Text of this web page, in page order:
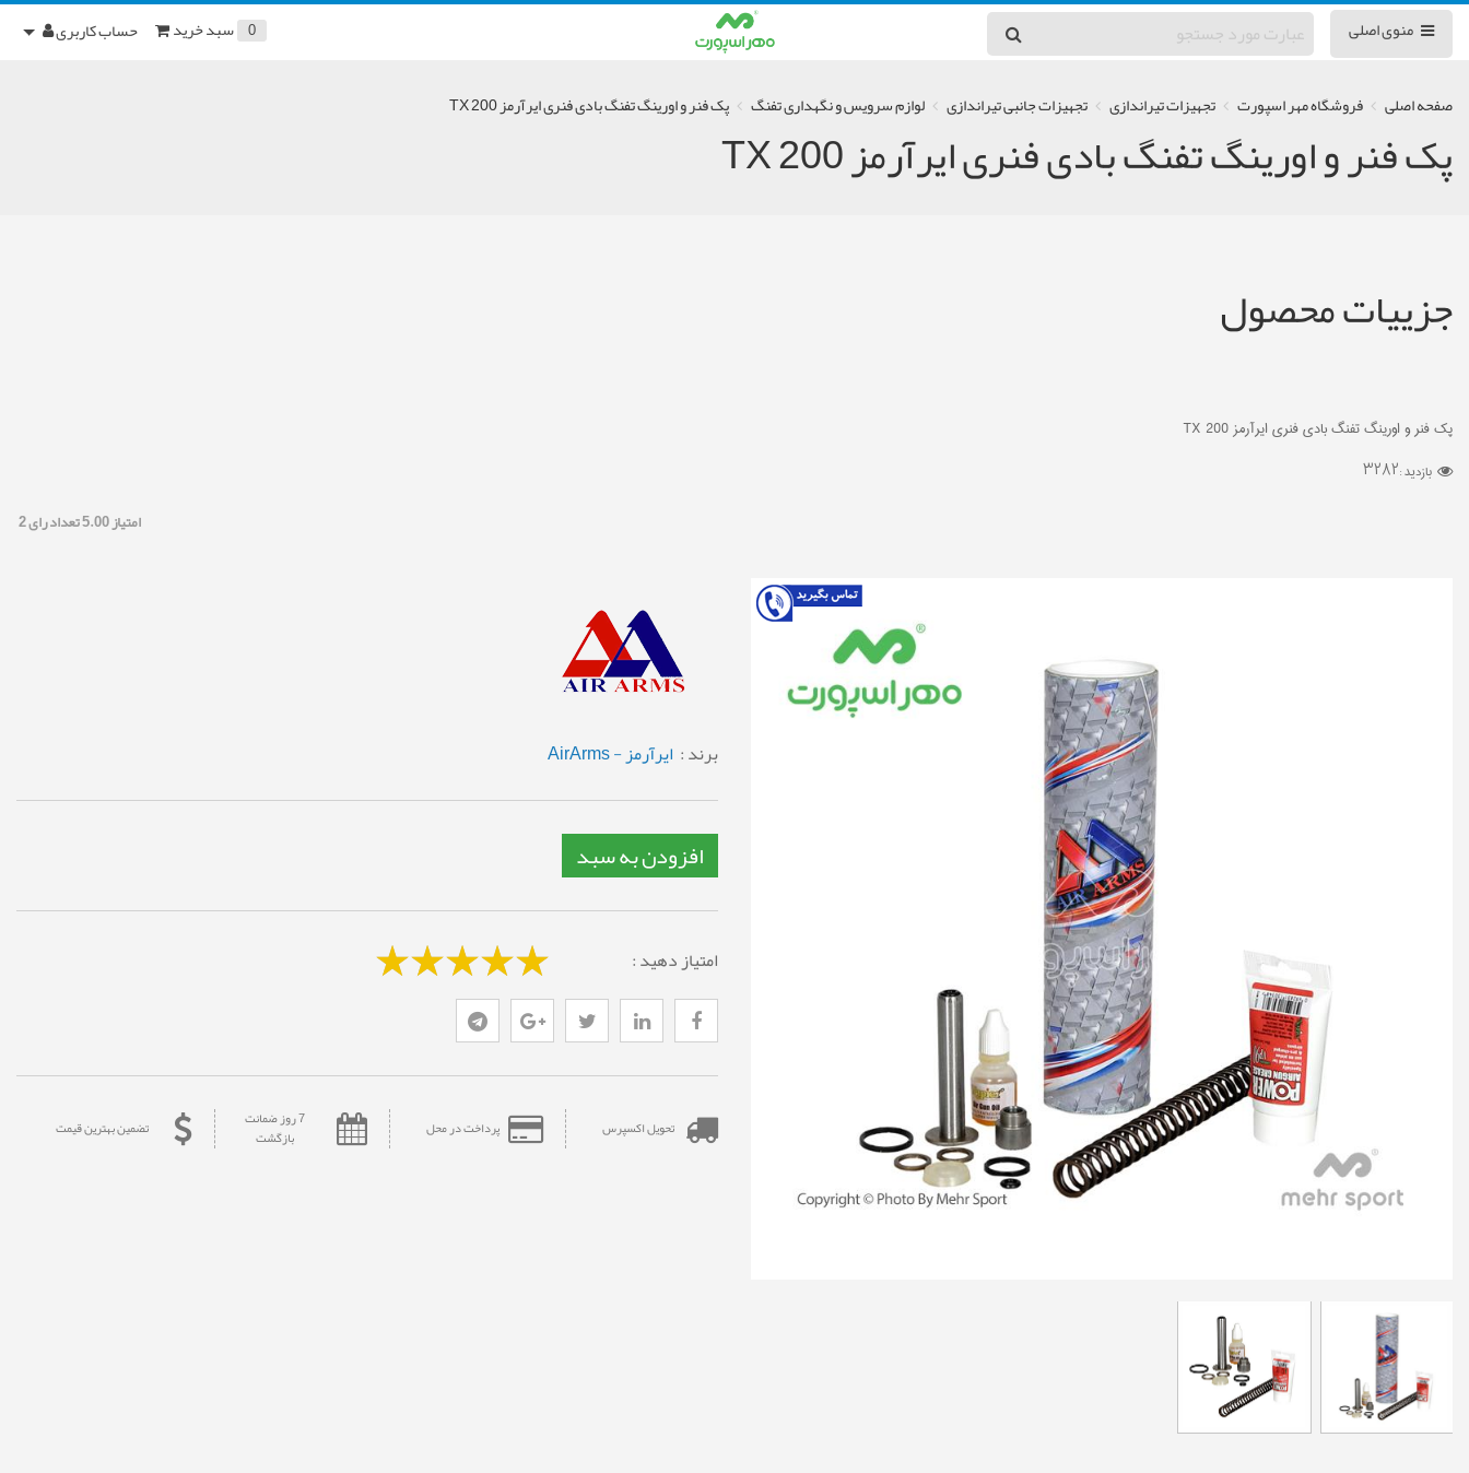
منوی اصلی حساب کاربری 0 سبد خرید
صفحه اصلی فروشگاه مهر اسپورت تجهیزات تیراندازی تجهیزات جانبی تیراندازی لوازم سرویس و نگهداری تفنگ پک فنر و اورینگ تفنگ بادی فنری ایرآرمز TX 200
پک فنر و اورینگ تفنگ بادی فنری ایرآرمز TX 200
جزییات محصول
پک فنر و اورینگ تفنگ بادی فنری ایرآرمز TX 200
بازدید :3282
امتیاز5.00تعداد رای2
برند : ایرآرمز - AirArms
افزودن به سبد
امتیاز دهید :
تحویل اکسپرس پرداخت در محل 7 روز ضمانت
بازگشت تضمین بهترین قیمت